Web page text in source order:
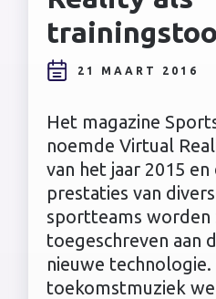
21 MAART 2016
Het magazine
noemde Virtual
van het jaar 2015
prestaties van
sportteams worden
toegeschreven aan
nieuwe technologie.
toekomstmuziek